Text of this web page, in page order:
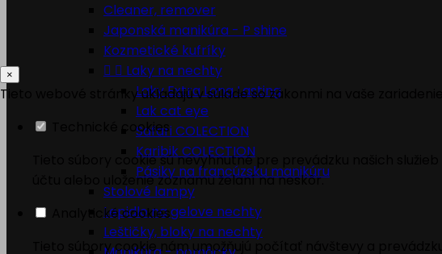
Cleaner, remover
Japonská manikúra - P shine
Kozmetické kufríky
  Laky na nechty
Laky Extra Long Lasting
Lak cat eye
Safari COLECTION
Karibik COLECTION
Pásiky na francúzsku manikúru
Stolové lampy
Lepidlo na gelove nechty
Leštičky, bloky na nechty
×
Tieto webové stránky ukladajú v súlade so zákonmi na vaše
Technické cookies
Tieto súbory cookie sú nevyhnutné pre prevádzku našich
účtu alebo uloženie zoznamu želaní na neskôr.
Analytické cookies
Tieto súbory cookie nám umožňujú počítať návštevy a